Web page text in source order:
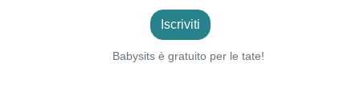
Iscriviti
Babysits è gratuito per le tate!